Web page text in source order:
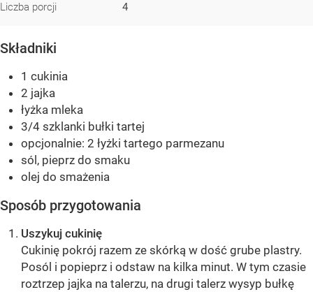
Liczba porcji
4
Składniki
1 cukinia
2 jajka
łyżka mleka
3/4 szklanki bułki tartej
opcjonalnie: 2 łyżki tartego parmezanu
sól, pieprz do smaku
olej do smażenia
Sposób przygotowania
Uszykuj cukinię
Cukinię pokrój razem ze skórką w dość grube plastry.
Posól i popieprz i odstaw na kilka minut. W tym czasie
roztrzep jajka na talerzu, na drugi talerz wysyp bułkę